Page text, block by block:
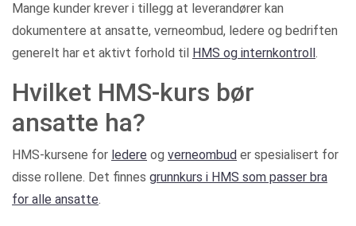
Mange kunder krever i tillegg at leverandører kan
dokumentere at ansatte, verneombud, ledere og bedriften
generelt har et aktivt forhold til HMS og internkontroll.
Hvilket HMS-kurs bør
ansatte ha?
HMS-kursene for ledere og verneombud er spesialisert for
disse rollene. Det finnes grunnkurs i HMS som passer bra
for alle ansatte.